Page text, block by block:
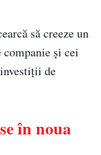
să creeze un
și cei
de
în noua